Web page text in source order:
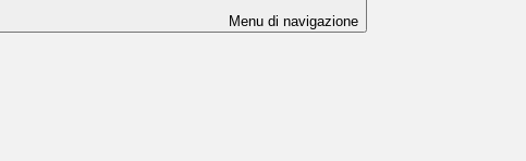
Menu di navigazione